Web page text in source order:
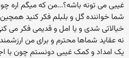
غیبی می تونه باشه؟...من که میگم اره
شما خواننده گل و بلبلم فکر کنید
خیالاتی شدی و یا امل و قدیمی فکر می
نه عقاید شماها محترم و برای من
یک امداد و کمک غیبی دونستم چون با